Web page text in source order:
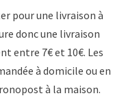
pour une livraison à
donc une livraison
entre 7€ et 10€. Les
à domicile ou en
à la maison.